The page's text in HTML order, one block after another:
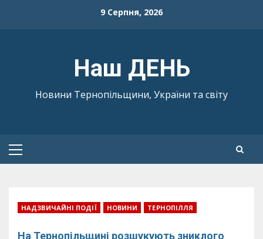
9 Серпня, 2026
Наш ДЕНЬ
Новини Тернопільщини, України та світу
Primary
НАДЗВИЧАЙНІ ПОДІЇ НОВИНИ ТЕРНОПІЛЛЯ
На Тернопільщині розшукують зниклого